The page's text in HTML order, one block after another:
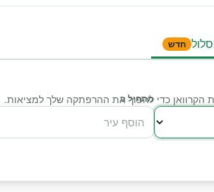
חדש
הקרוואן כדי להפוך את ההרפתקה שלך למציאות.
מתחיל ב